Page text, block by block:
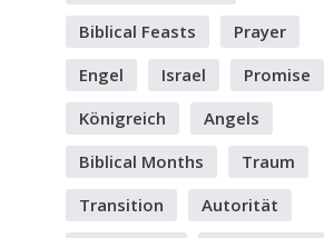
Biblical Feasts
Prayer
Engel
Israel
Promise
Königreich
Angels
Biblical Months
Traum
Transition
Autorität